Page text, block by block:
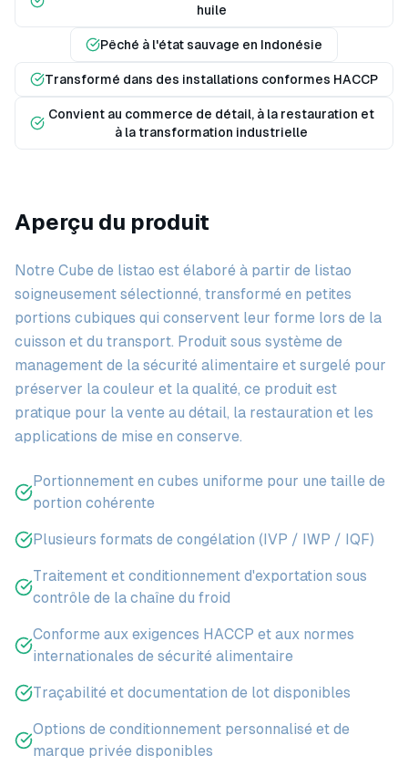
huile
Pêché à l'état sauvage en Indonésie
Transformé dans des installations conformes HACCP
Convient au commerce de détail, à la restauration et
à la transformation industrielle
Aperçu du produit
Notre Cube de listao est élaboré à partir de listao
soigneusement sélectionné, transformé en petites
portions cubiques qui conservent leur forme lors de la
cuisson et du transport. Produit sous système de
management de la sécurité alimentaire et surgelé pour
préserver la couleur et la qualité, ce produit est
pratique pour la vente au détail, la restauration et les
applications de mise en conserve.
Portionnement en cubes uniforme pour une taille de
portion cohérente
Plusieurs formats de congélation (IVP / IWP / IQF)
Traitement et conditionnement d'exportation sous
contrôle de la chaîne du froid
Conforme aux exigences HACCP et aux normes
internationales de sécurité alimentaire
Traçabilité et documentation de lot disponibles
Options de conditionnement personnalisé et de
marque privée disponibles